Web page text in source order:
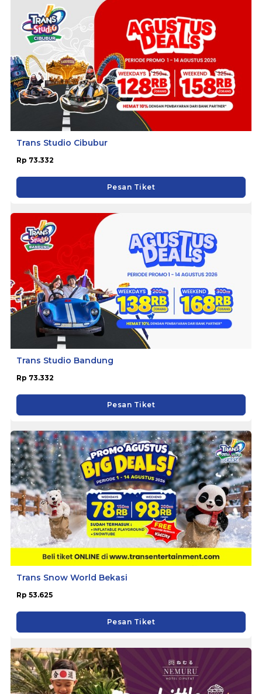
Trans Studio Cibubur
Rp 73.332
Pesan Tiket
Trans Studio Bandung
Rp 73.332
Pesan Tiket
Trans Snow World Bekasi
Rp 53.625
Pesan Tiket